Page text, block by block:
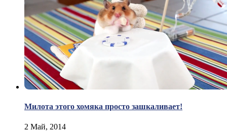
Милота этого хомяка просто зашкаливает!
2 Май, 2014